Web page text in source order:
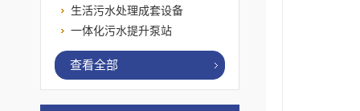
生活污水处理成套设备
一体化污水提升泵站
查看全部